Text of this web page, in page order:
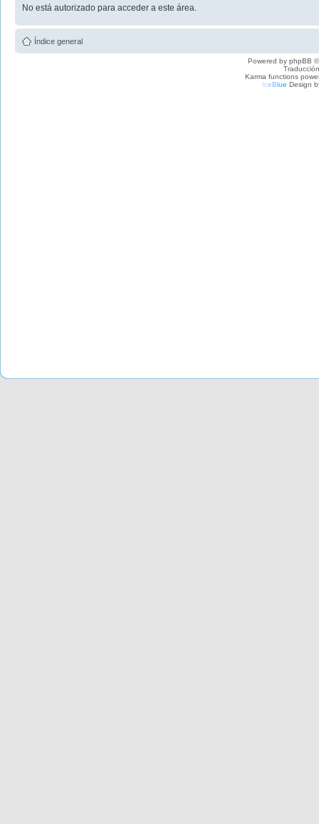
No está autorizado para acceder a este área.
Índice general
Powered by phpBB
Karma functions
IceBlue Design